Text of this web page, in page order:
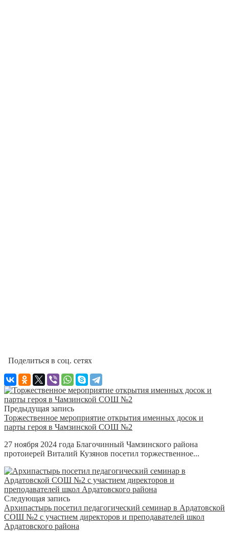
Поделиться в соц. сетях
Предыдущая запись
Торжественное мероприятие открытия именных досок и
парты героя в Чамзинской СОШ №2
27 ноября 2024 года Благочинный Чамзинского района
протоиерей Виталий Кузянов посетил торжественное...
Следующая запись
Архипастырь посетил педагогический семинар в Ардатовской
СОШ №2 с участием директоров и преподавателей школ
Ардатовского района